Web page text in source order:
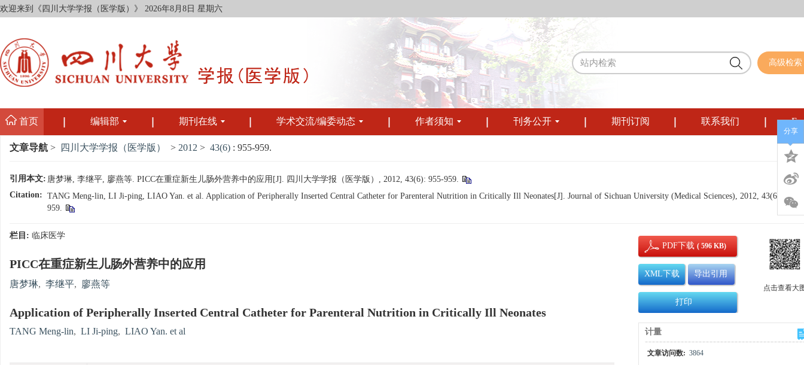
欢迎来到《四川大学学报（医学版）》 2026年8月8日 星期六
高级检索
首页 编辑部 期刊在线 学术交流/编委动态 作者须知 刊务公开 期刊订阅 联系我们
文章导航 > 四川大学学报（医学版） > 2012 > 43(6) : 955-959.
引用本文: 唐梦琳, 李继平, 廖燕等. PICC在重症新生儿肠外营养中的应用[J]. 四川大学学报（医学版）, 2012, 43(6): 955-959.
Citation: TANG Meng-lin, LI Ji-ping, LIAO Yan. et al. Application of Peripherally Inserted Central Catheter for Parenteral Nutrition in Critically Ill Neonates[J]. Journal of Sichuan University (Medical Sciences), 2012, 43(6): 955-
959.
栏目: 临床医学
PICC在重症新生儿肠外营养中的应用
唐梦琳, 李继平, 廖燕等
Application of Peripherally Inserted Central Catheter for Parenteral Nutrition in Critically Ill Neonates
TANG Meng-lin, LI Ji-ping, LIAO Yan. et al
PDF下载( 596 KB)
XML下载 导出引用
打印
点击查看大
计量
文章访问数: 3864
分享